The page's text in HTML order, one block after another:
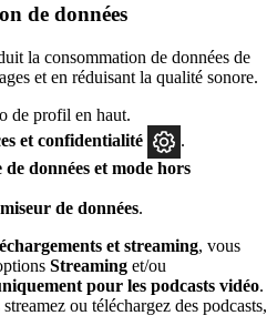
de données
la consommation de données de
et en réduisant la qualité sonore.
de profil en haut.
et confidentialité
.
de données et mode hors
de données.
et streaming, vous
Streaming et/ou
pour les podcasts vidéo.
ou téléchargez des podcasts,